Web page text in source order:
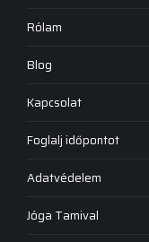
Rólam
Blog
Kapcsolat
Foglalj időpontot
Adatvédelem
Jóga Tamival